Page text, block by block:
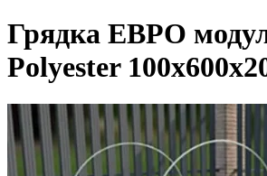
Грядка ЕВРО
Polyester